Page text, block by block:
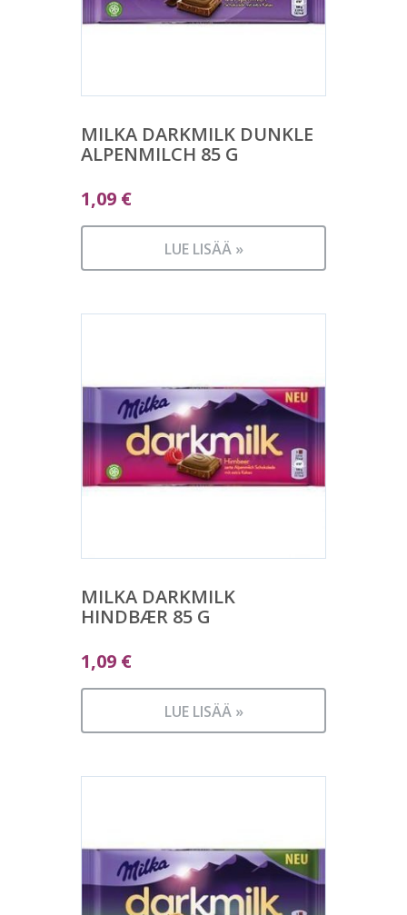
MILKA DARKMILK DUNKLE
ALPENMILCH 85 G
1,09 €
LUE LISÄÄ »
MILKA DARKMILK
HINDBÆR 85 G
1,09 €
LUE LISÄÄ »